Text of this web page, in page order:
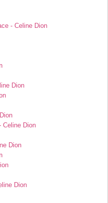
- Celine Dion
Dion
Celine Dion
Dion
Dion